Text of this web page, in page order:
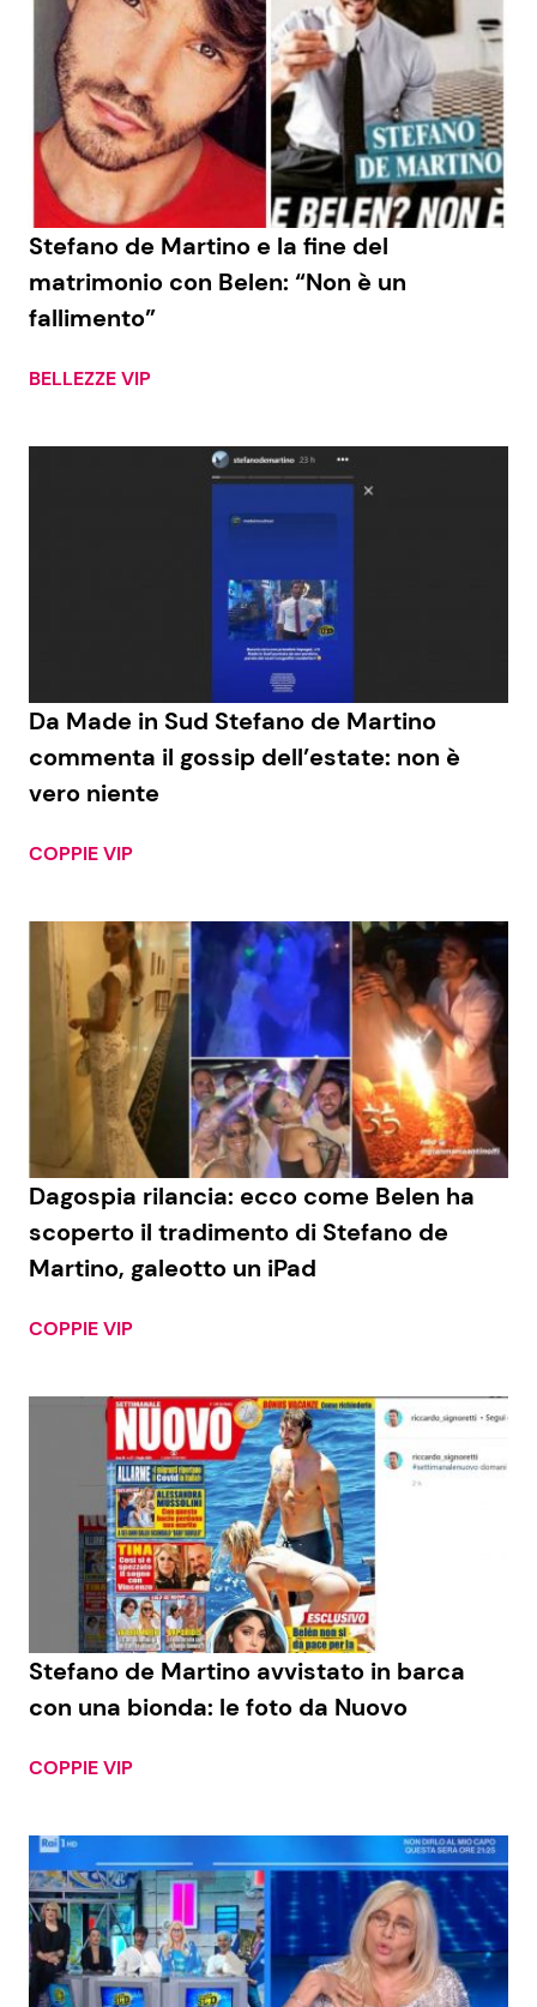
Stefano de Martino e la fine del
matrimonio con Belen: “Non è un
fallimento”
BELLEZZE VIP
Da Made in Sud Stefano de Martino
commenta il gossip dell’estate: non è
vero niente
COPPIE VIP
Dagospia rilancia: ecco come Belen ha
scoperto il tradimento di Stefano de
Martino, galeotto un iPad
COPPIE VIP
Stefano de Martino avvistato in barca
con una bionda: le foto da Nuovo
COPPIE VIP